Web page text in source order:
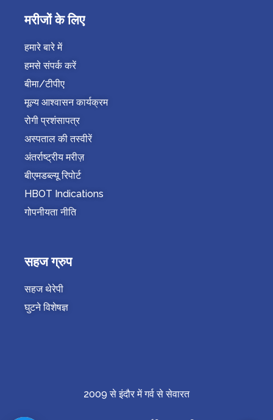
मरीजों के लिए
हमारे बारे में
हमसे संपर्क करें
बीमा/टीपीए
मूल्य आश्वासन कार्यक्रम
रोगी प्रशंसापत्र
अस्पताल की तस्वीरें
अंतर्राष्ट्रीय मरीज़
बीएमडब्ल्यू रिपोर्ट
HBOT Indications
गोपनीयता नीति
सहज ग्रुप
सहज थेरेपी
घुटने विशेषज्ञ
2009 से इंदौर में गर्व से सेवारत